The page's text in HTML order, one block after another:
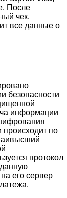
После
чек.
все данные о
безопасности
информации
по
протокол
его сервер